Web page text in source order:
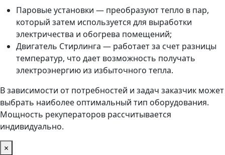
Паровые установки — преобразуют тепло в пар,
который затем используется для выработки
электричества и обогрева помещений;
Двигатель Стирлинга — работает за счет разницы
температур, что дает возможность получать
электроэнергию из избыточного тепла.
В зависимости от потребностей и задач заказчик может
выбрать наиболее оптимальный тип оборудования.
Мощность рекуператоров рассчитывается
индивидуально.
×